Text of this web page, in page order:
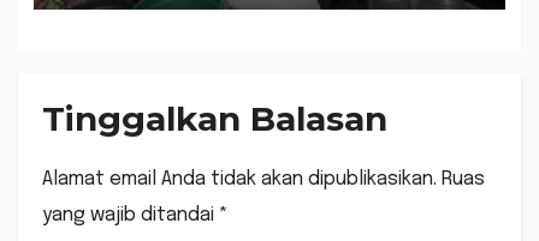
Tinggalkan Balasan
Alamat email Anda tidak akan dipublikasikan. Ruas
yang wajib ditandai *